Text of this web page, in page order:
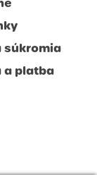
súkromia
a platba